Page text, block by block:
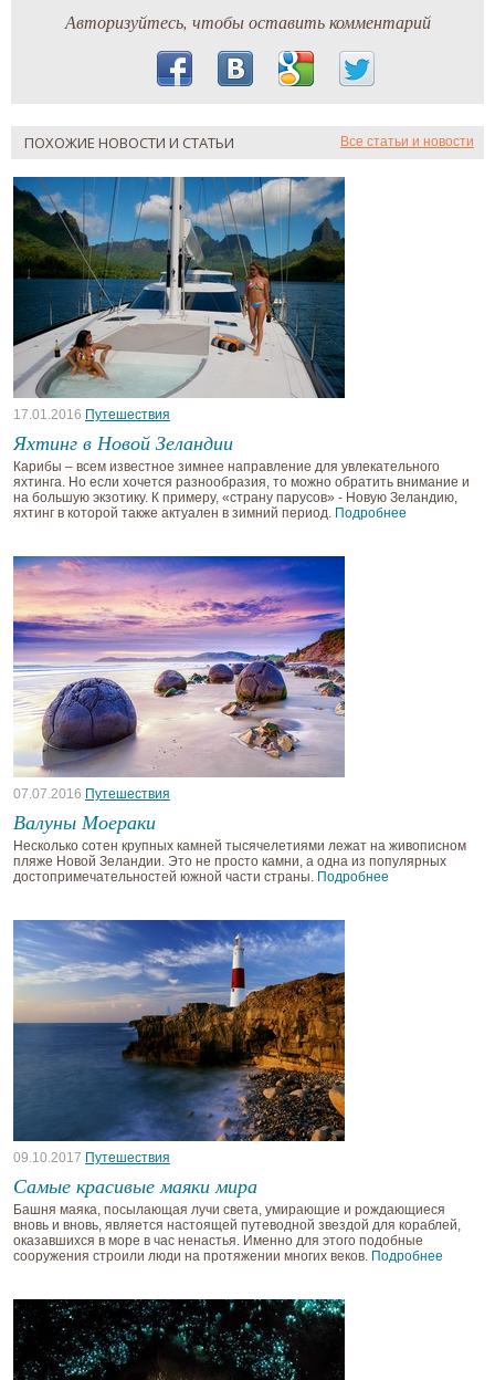
Авторизуйтесь, чтобы оставить комментарий
ПОХОЖИЕ НОВОСТИ И СТАТЬИ Все статьи и новости
17.01.2016 Путешествия
Яхтинг в Новой Зеландии
Карибы – всем известное зимнее направление для увлекательного
яхтинга. Но если хочется разнообразия, то можно обратить внимание и
на большую экзотику. К примеру, «страну парусов» - Новую Зеландию,
яхтинг в которой также актуален в зимний период. Подробнее
07.07.2016 Путешествия
Валуны Моераки
Несколько сотен крупных камней тысячелетиями лежат на живописном
пляже Новой Зеландии. Это не просто камни, а одна из популярных
достопримечательностей южной части страны. Подробнее
09.10.2017 Путешествия
Самые красивые маяки мира
Башня маяка, посылающая лучи света, умирающие и рождающиеся
вновь и вновь, является настоящей путеводной звездой для кораблей,
оказавшихся в море в час ненастья. Именно для этого подобные
сооружения строили люди на протяжении многих веков. Подробнее